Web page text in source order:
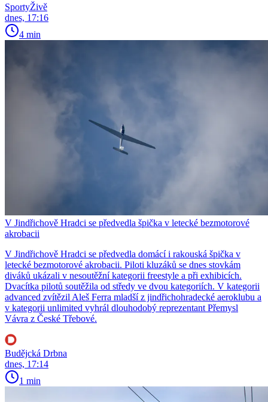
SportyŽivě
dnes, 17:16
4 min
V Jindřichově Hradci se předvedla špička v letecké bezmotorové
akrobacii
V Jindřichově Hradci se předvedla domácí i rakouská špička v
letecké bezmotorové akrobacii. Piloti kluzáků se dnes stovkám
diváků ukázali v nesoutěžní kategorii freestyle a při exhibicích.
Dvacítka pilotů soutěžila od středy ve dvou kategoriích. V kategorii
advanced zvítězil Aleš Ferra mladší z jindřichohradecké aeroklubu a
v kategorii unlimited vyhrál dlouhodobý reprezentant Přemysl
Vávra z České Třebové.
Budějcká Drbna
dnes, 17:14
1 min